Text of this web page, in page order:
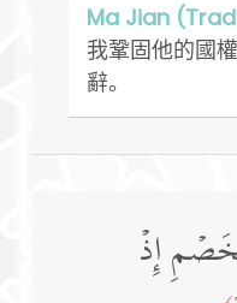
Ma Jian
我鞏固他的國
辭。
إِذۡ